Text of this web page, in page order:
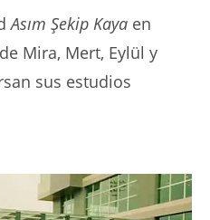
Asım Şekip Kaya en
Mira, Mert, Eylül y
sus estudios